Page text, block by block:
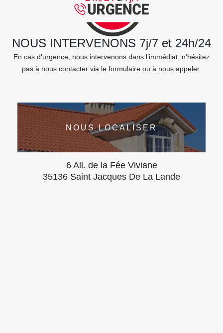
NOUS INTERVENONS 7j/7 et 24h/24
En cas d’urgence, nous intervenons dans l’immédiat, n’hésitez
pas à nous contacter via le formulaire ou à nous appeler.
NOUS LOCALISER
6 All. de la Fée Viviane
35136 Saint Jacques De La Lande